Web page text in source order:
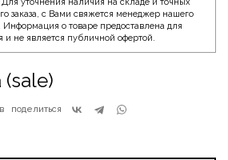
заказа, с Вами свяжется менеджер нашего
Информация о товаре предоставлена для
и не является публичной офертой.
поделиться